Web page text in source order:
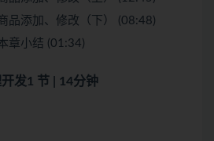
品添加、修改（下） (08:48)
章小结 (01:34)
发1 节 | 14分钟